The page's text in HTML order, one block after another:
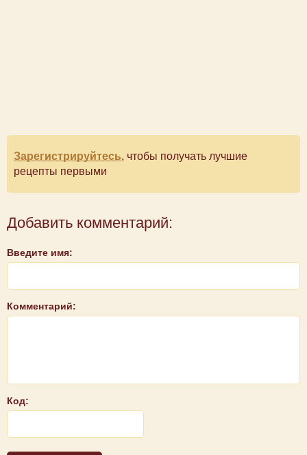
Зарегистрируйтесь, чтобы получать лучшие
рецепты первыми
Добавить комментарий:
Введите имя:
Комментарий:
Код: